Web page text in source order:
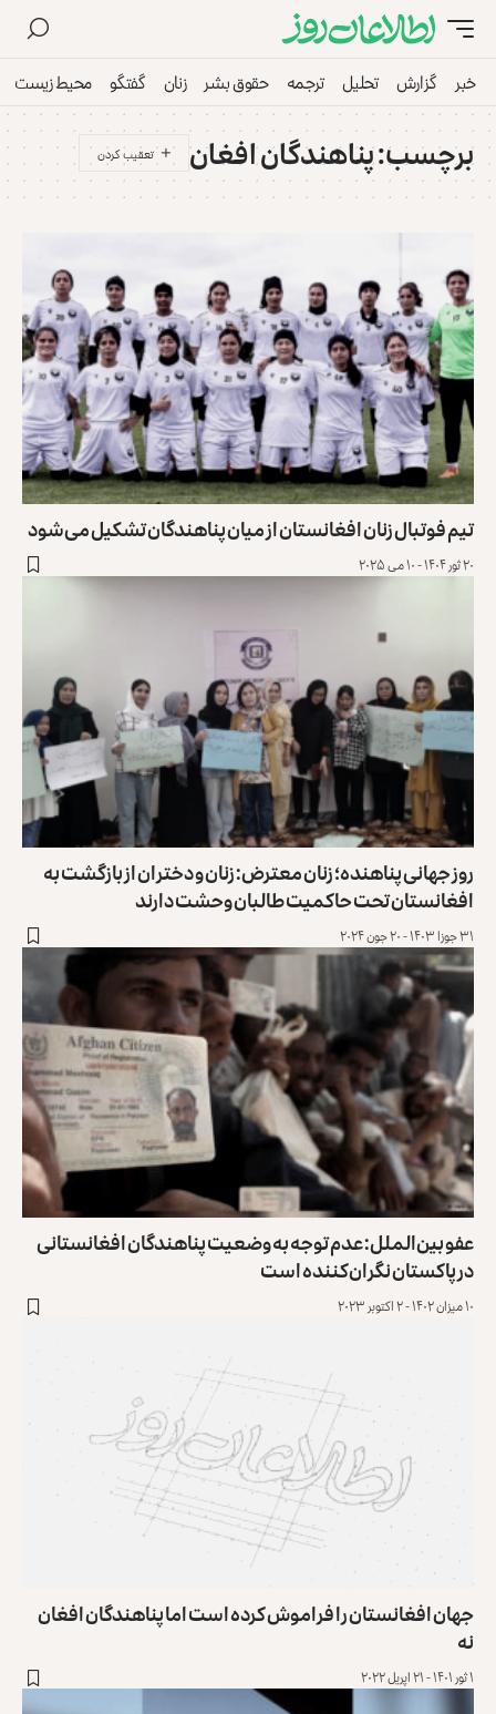
خبر گزارش تحلیل ترجمه حقوق بشر زنان گفتگو محیط زیست
برچسب:پناهندگان افغان
تیم فوتبال زنان افغانستان از میان پناهندگان تشکیل می‌شود
۲۰ ثور ۱۴۰۴ - ۱۰ می ۲۰۲۵
روز جهانی پناهنده؛ زنان معترض: زنان و دختران از بازگشت به
افغانستان تحت حاکمیت طالبان وحشت دارند
۳۱ جوزا ۱۴۰۳ - ۲۰ جون ۲۰۲۴
عفو بین‌الملل: عدم توجه به وضعیت پناهندگان افغانستانی
در پاکستان نگران‌کننده است
۱۰ میزان ۱۴۰۲ - ۲ اکتوبر ۲۰۲۳
جهان افغانستان را فراموش کرده است اما پناهندگان افغان
نه
۱ ثور ۱۴۰۱ - ۲۱ اپریل ۲۰۲۲